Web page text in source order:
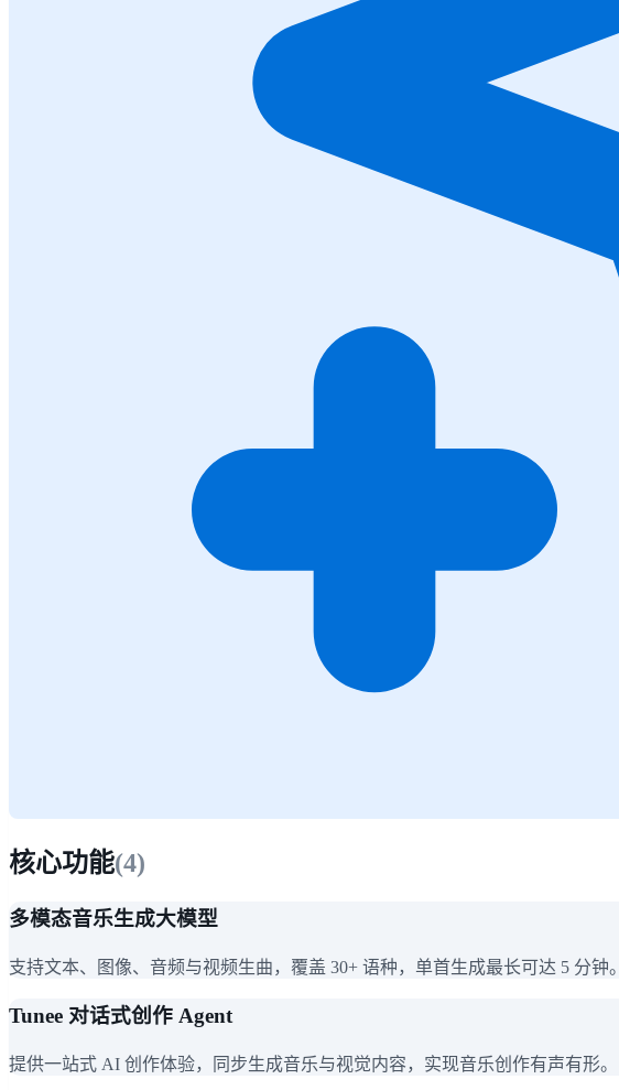
核心功能(4)
多模态音乐生成大模型
支持文本、图像、音频与视频生曲，覆盖 30+ 语种，单首生成最长可达 5 分钟。
Tunee 对话式创作 Agent
提供一站式 AI 创作体验，同步生成音乐与视觉内容，实现音乐创作有声有形。